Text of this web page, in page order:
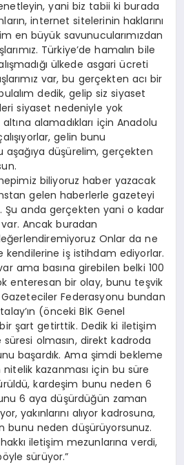
yani biz tabii ki burada
internet sitelerinin haklarını
en büyük savunucularımızdan
Türkiye’de hamalın bile
ülkede asgari ücreti
var, bu gerçekten acı bir
dedik, gelip siz siyaset
siyaset nedeniyle yok
alamadıkları için Anadolu
gelin bunu
düşürelim, gerçekten
biliyoruz haber yazacak
gelen haberlerle gazeteyi
Şu anda gerçekten yani o kadar
Ancak buradan
Onlar da ne
kendilerine iş istihdam ediyorlar.
ama basına girebilen belki 100
enteresan bir olay, bunu teşvik
Federasyonu bundan
(önceki BİK Genel
şart getirttik. Dedik ki iletişim
olmasın, direkt kadroda
başardık. Ama şimdi bekleme
kazanması için bu süre
kardeşim bunu neden 6
6 aya düşürdüğün zaman
yakınlarını alıyor kadrosuna,
bunu neden düşürüyorsunuz.
iletişim mezunlarına verdi,
sürüyor.”